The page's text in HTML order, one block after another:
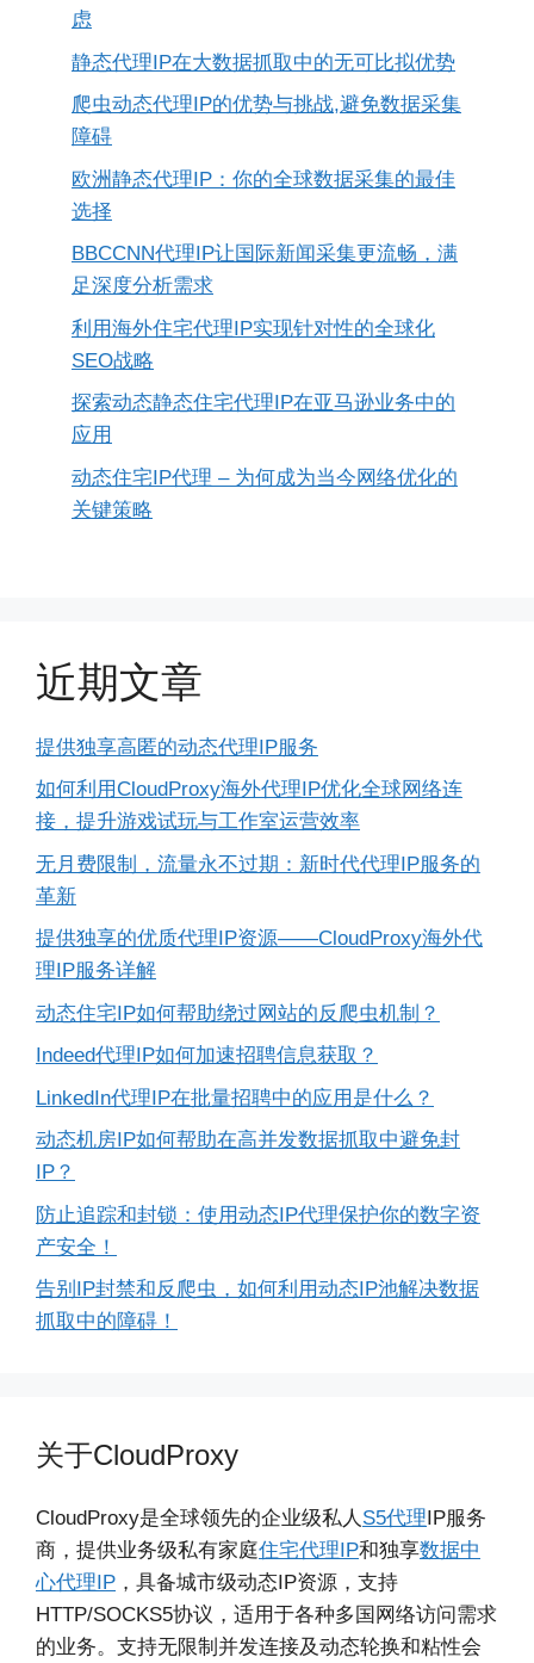
虑
静态代理IP在大数据抓取中的无可比拟优势
爬虫动态代理IP的优势与挑战,避免数据采集
障碍
欧洲静态代理IP：你的全球数据采集的最佳
选择
BBCCNN代理IP让国际新闻采集更流畅，满
足深度分析需求
利用海外住宅代理IP实现针对性的全球化
SEO战略
探索动态静态住宅代理IP在亚马逊业务中的
应用
动态住宅IP代理 – 为何成为当今网络优化的
关键策略
近期文章
提供独享高匿的动态代理IP服务
如何利用CloudProxy海外代理IP优化全球网络连
接，提升游戏试玩与工作室运营效率
无月费限制，流量永不过期：新时代代理IP服务的
革新
提供独享的优质代理IP资源——CloudProxy海外代
理IP服务详解
动态住宅IP如何帮助绕过网站的反爬虫机制？
Indeed代理IP如何加速招聘信息获取？
LinkedIn代理IP在批量招聘中的应用是什么？
动态机房IP如何帮助在高并发数据抓取中避免封
IP？
防止追踪和封锁：使用动态IP代理保护你的数字资
产安全！
告别IP封禁和反爬虫，如何利用动态IP池解决数据
抓取中的障碍！
关于CloudProxy
CloudProxy是全球领先的企业级私人 S5代理IP服务
商，提供业务级私有家庭住宅代理IP和独享数据中
心代理IP ，具备城市级动态IP资源，支持
HTTP/SOCKS5协议，适用于各种多国网络访问需求
的业务。支持无限制并发连接及动态轮换和粘性会